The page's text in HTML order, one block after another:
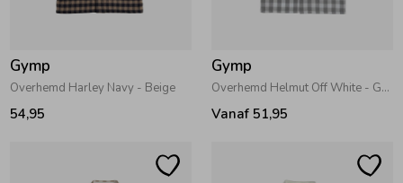
Kledingaccessoires
Beenmode
Gymp
Overhemd Harley Navy - Beige
54,95
Gymp
Overhemd Helmut Off White - Grey
Vanaf 51,95